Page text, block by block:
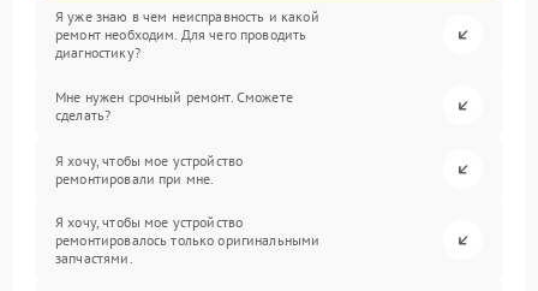
Я уже знаю в чем неисправность и какой
ремонт необходим. Для чего проводить
диагностику?
Мне нужен срочный ремонт. Сможете
сделать?
Я хочу, чтобы мое устройство
ремонтировали при мне.
Я хочу, чтобы мое устройство
ремонтировалось только оригинальными
запчастями.